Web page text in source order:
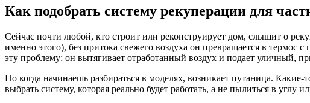
Как подобрать систему рекуперации для
Сейчас почти любой, кто строит или реконструирует дом, слышит о
именно этого), без притока свежего воздуха он превращается в
эту проблему: он вытягивает отработанный воздух и подает уличный,
Но когда начинаешь разбираться в моделях, возникает путаница.
выбрать систему, которая реально будет работать, а не пылиться в углу